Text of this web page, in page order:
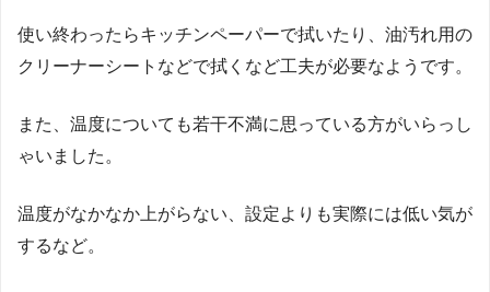
使い終わったらキッチンペーパーで拭いたり、油汚れ用の
クリーナーシートなどで拭くなど工夫が必要なようです。
また、温度についても若干不満に思っている方がいらっし
ゃいました。
温度がなかなか上がらない、設定よりも実際には低い気が
するなど。